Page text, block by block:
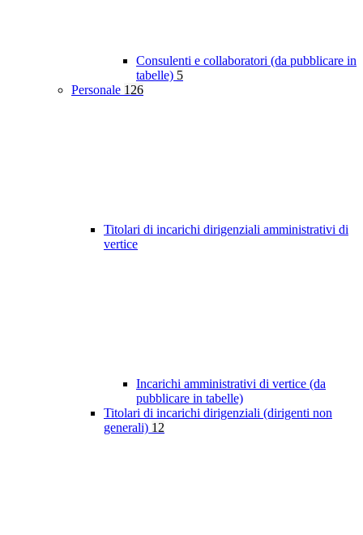
Consulenti e collaboratori (da pubblicare in
tabelle) 5
Personale 126
Titolari di incarichi dirigenziali amministrativi di
vertice
Incarichi amministrativi di vertice (da
pubblicare in tabelle)
Titolari di incarichi dirigenziali (dirigenti non
generali) 12